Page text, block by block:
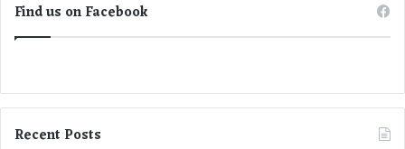
Find us on Facebook
Recent Posts